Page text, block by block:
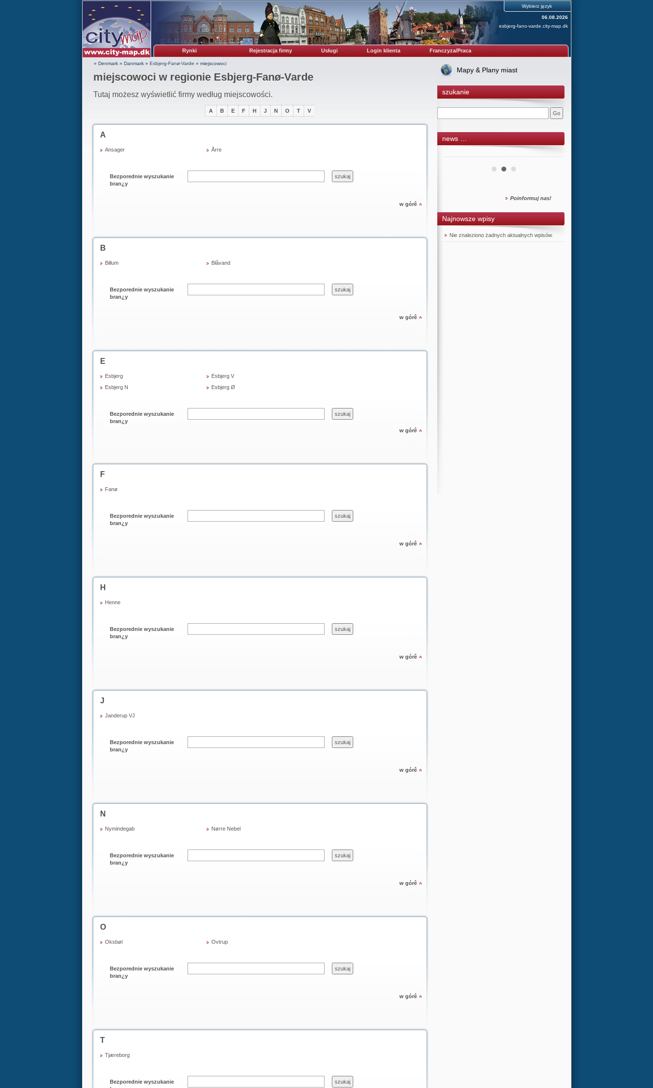
Wybierz język
06.08.2026
esbjerg-fano-varde.city-map.dk
Rynki Rejestracja firmy Usługi Login klienta Franczyza/Praca
» Denmark» Danmark» Esbjerg-Fanø-Varde » miejscowoci
miejscowoci w regionie Esbjerg-Fanø-Varde
Tutaj możesz wyświetlić firmy według miejscowości.
A B E F H J N O T V
A
Ansager Årre
w górê
Bezporednie wyszukanie
bran¿y
B
Billum Blåvand
w górê
Bezporednie wyszukanie
bran¿y
E
Esbjerg
Esbjerg N
Esbjerg V
Esbjerg Ø
w górê
Bezporednie wyszukanie
bran¿y
F
Fanø
w górê
Bezporednie wyszukanie
bran¿y
H
Henne
w górê
Bezporednie wyszukanie
bran¿y
J
Janderup VJ
w górê
Bezporednie wyszukanie
bran¿y
N
Nymindegab Nørre Nebel
w górê
Bezporednie wyszukanie
bran¿y
O
Oksbøl Ovtrup
w górê
Bezporednie wyszukanie
bran¿y
T
Tjæreborg
Bezporednie wyszukanie
Mapy & Plany miast
szukanie
news …
Poinformuj nas!
Najnowsze wpisy
Nie znaleziono żadnych aktualnych wpisów.